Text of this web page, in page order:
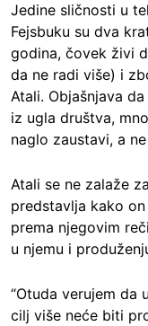
Jedine sličnosti u
Fejsbuku su dva
godina, čovek živi
da ne radi više) i
Atali. Objašnjava
iz ugla društva,
naglo zaustavi, a
Atali se ne zalaže
predstavlja kako
prema njegovim
u njemu i
“Otuda verujem da
cilj više neće biti